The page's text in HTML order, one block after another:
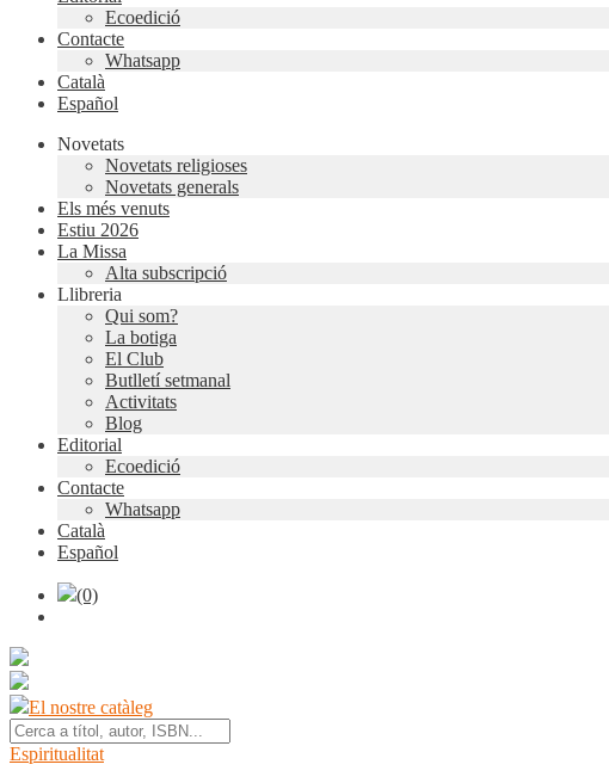
Ecoedició
Contacte
Whatsapp
Català
Español
Novetats
Novetats religioses
Novetats generals
Els més venuts
Estiu 2026
La Missa
Alta subscripció
Llibreria
Qui som?
La botiga
El Club
Butlletí setmanal
Activitats
Blog
Editorial
Ecoedició
Contacte
Whatsapp
Català
Español
(0)
El nostre catàleg
Espiritualitat